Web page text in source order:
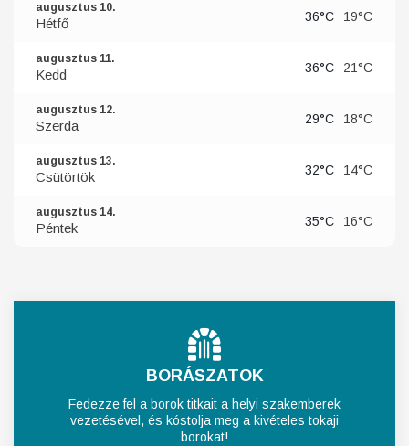
augusztus 10.
Hétfő 36°C 19°C
augusztus 11.
Kedd 36°C 21°C
augusztus 12.
Szerda 29°C 18°C
augusztus 13.
Csütörtök 32°C 14°C
augusztus 14.
Péntek 35°C 16°C
BORÁSZATOK
Fedezze fel a borok titkait a helyi szakemberek
vezetésével, és kóstolja meg a kivételes tokaji
borokat!